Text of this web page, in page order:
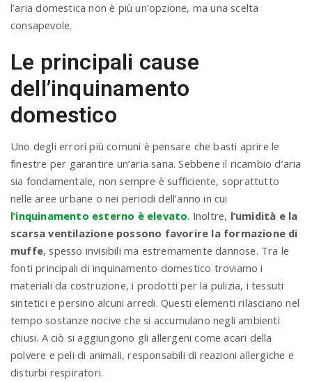
l’aria domestica non è più un’opzione, ma una scelta
consapevole.
Le principali cause
dell’inquinamento
domestico
Uno degli errori più comuni è pensare che basti aprire le
finestre per garantire un’aria sana. Sebbene il ricambio d’aria
sia fondamentale, non sempre è sufficiente, soprattutto
nelle aree urbane o nei periodi dell’anno in cui
l’inquinamento esterno è elevato. Inoltre, l’umidità e la
scarsa ventilazione possono favorire la formazione di
muffe, spesso invisibili ma estremamente dannose. Tra le
fonti principali di inquinamento domestico troviamo i
materiali da costruzione, i prodotti per la pulizia, i tessuti
sintetici e persino alcuni arredi. Questi elementi rilasciano nel
tempo sostanze nocive che si accumulano negli ambienti
chiusi. A ciò si aggiungono gli allergeni come acari della
polvere e peli di animali, responsabili di reazioni allergiche e
disturbi respiratori.